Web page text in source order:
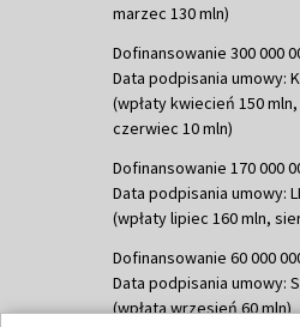
marzec 130 mln)
Dofinansowanie 300 000
Data podpisania umowy:
(wpłaty kwiecień 150
czerwiec 10 mln)
Dofinansowanie 170 000
Data podpisania umowy:
(wpłaty lipiec 160 mln,
Dofinansowanie 60 000
Data podpisania umowy:
(wpłata wrzesień 60 mln)